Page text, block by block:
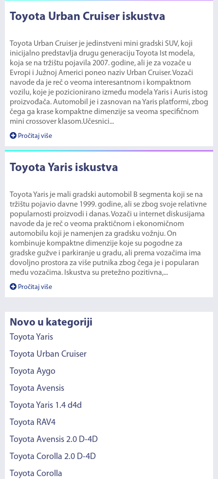
Toyota Urban Cruiser iskustva
Toyota Urban Cruiser je jedinstveni mini gradski SUV, koji
inicijalno predstavlja drugu generaciju Toyota Ist modela,
koja se na tržištu pojavila 2007. godine, ali je za vozače u
Evropi i Južnoj Americi poneo naziv Urban Cruiser. Vozači
navode da je reč o veoma interesantnom i kompaktnom
vozilu, koje je pozicionirano između modela Yaris i Auris istog
proizvođača. Automobil je i zasnovan na Yaris platformi, zbog
čega ga krase kompaktne dimenzije sa veoma specifičnom
mini crossover klasom.Učesnici...
Pročitaj više
Toyota Yaris iskustva
Toyota Yaris je mali gradski automobil B segmenta koji se na
tržištu pojavio davne 1999. godine, ali se zbog svoje relativne
popularnosti proizvodi i danas. Vozači u internet diskusijama
navode da je reč o veoma praktičnom i ekonomičnom
automobilu koji je namenjen za gradsku vožnju. On
kombinuje kompaktne dimenzije koje su pogodne za
gradske gužve i parkiranje u gradu, ali prema vozačima ima
dovoljno prostora za više putnika zbog čega je i popularan
među vozačima. Iskustva su pretežno pozitivna,...
Pročitaj više
Novo u kategoriji
Toyota Yaris
Toyota Urban Cruiser
Toyota Aygo
Toyota Avensis
Toyota Yaris 1.4 d4d
Toyota RAV4
Toyota Avensis 2.0 D-4D
Toyota Corolla 2.0 D-4D
Toyota Corolla